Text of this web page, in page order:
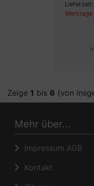
Lieferzeit:
Werktage
Zeige 1 bis 6 (von
Mehr über...
Impressum AGB
Kontakt